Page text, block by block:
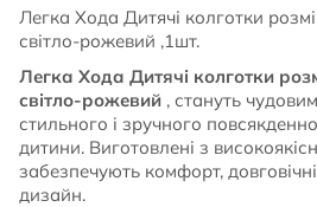
Легка Хода Дитячі колготки
світло-рожевий ,1шт.
Легка Хода Дитячі колготки
світло-рожевий , стануть
стильного і зручного
дитини. Виготовлені з
забезпечують комфорт,
дизайн.